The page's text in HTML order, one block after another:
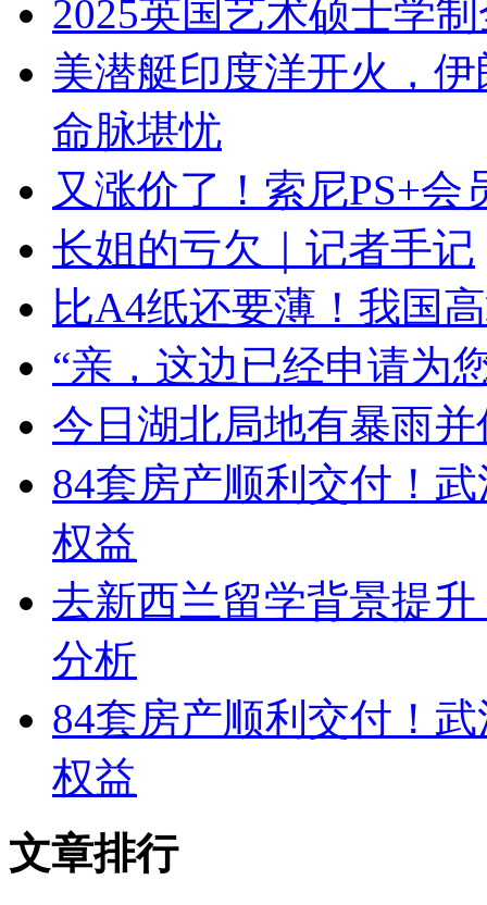
2025英国艺术硕士学
美潜艇印度洋开火，
命脉堪忧
又涨价了！索尼PS+会
长姐的亏欠｜记者手记
比A4纸还要薄！我国
“亲，这边已经申请为
今日湖北局地有暴雨
84套房产顺利交付！
权益
去新西兰留学背景提升
分析
84套房产顺利交付！
权益
文章排行